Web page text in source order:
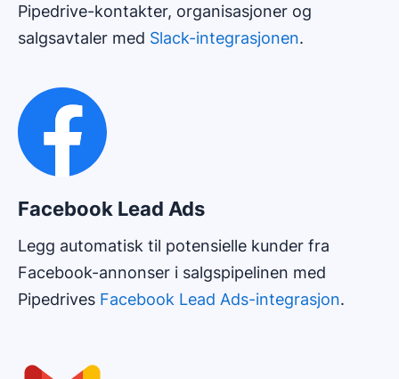
Pipedrive-kontakter, organisasjoner og
salgsavtaler med Slack-integrasjonen.
Facebook Lead Ads
Legg automatisk til potensielle kunder fra
Facebook-annonser i salgspipelinen med
Pipedrives Facebook Lead Ads-integrasjon.